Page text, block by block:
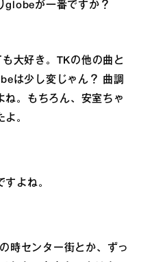
globeが一番ですか？
大好き。TKの他の曲と
は少し変じゃん？ 曲調
ね。もちろん、安室ちゃ
よ。
すよね。
時センター街とか、ずっ